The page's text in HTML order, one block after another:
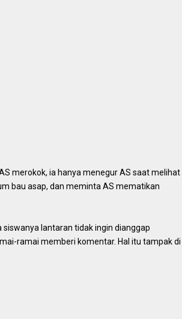
merokok, ia hanya menegur AS saat melihat
bau asap, dan meminta AS mematikan
lantaran tidak ingin dianggap
ramai memberi komentar. Hal itu tampak di